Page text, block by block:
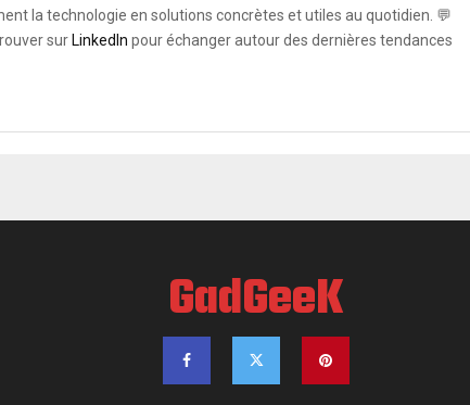
la technologie en solutions concrètes et utiles au quotidien. 💬
surLinkedIn pour échanger autour des dernières tendances
GadGeeK